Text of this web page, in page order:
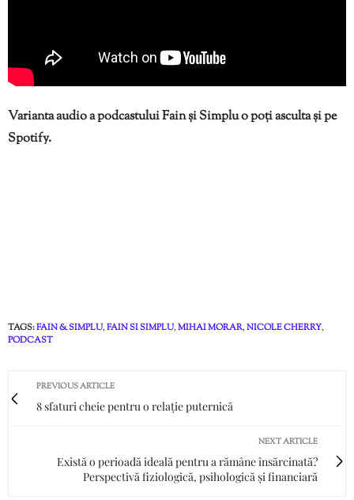
Varianta audio a podcastului Fain și Simplu o poți asculta și pe
Spotify.
TAGS:FAIN & SIMPLU,FAIN SI SIMPLU,MIHAI MORAR,NICOLE CHERRY,
PODCAST
PREVIOUS ARTICLE
8 sfaturi cheie pentru o relație puternică
NEXT ARTICLE
Există o perioadă ideală pentru a rămâne însărcinată?
Perspectivă fiziologică, psihologică și financiară